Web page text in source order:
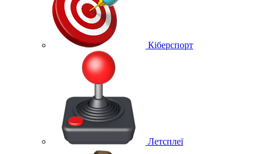
Кіберспорт
Летсплеї